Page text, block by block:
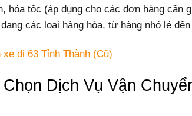
hỏa tốc (áp dụng cho các đơn hàng cần
các loại hàng hóa, từ hàng nhỏ lẻ
xe đi 63 Tỉnh Thành (Cũ)
Dịch Vụ Vận